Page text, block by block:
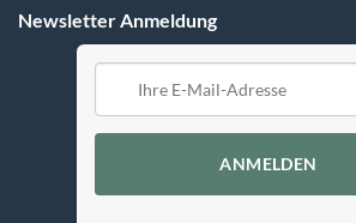
Newsletter Anmeldung
ANMELDEN